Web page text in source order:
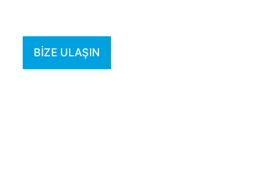
BIZE ULAŞIN